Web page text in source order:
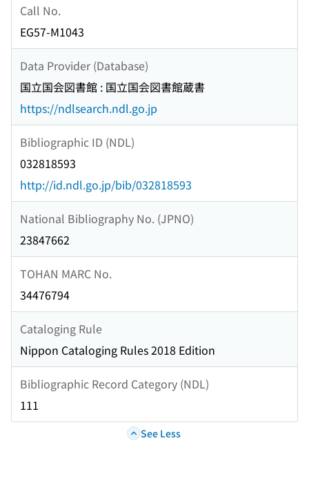
Call No.
EG57-M1043
Data Provider (Database)
国立国会図書館 : 国立国会図書館蔵書
https://ndlsearch.ndl.go.jp
Bibliographic ID (NDL)
032818593
http://id.ndl.go.jp/bib/032818593
National Bibliography No. (JPNO)
23847662
TOHAN MARC No.
34476794
Cataloging Rule
Nippon Cataloging Rules 2018 Edition
Bibliographic Record Category (NDL)
111
See Less